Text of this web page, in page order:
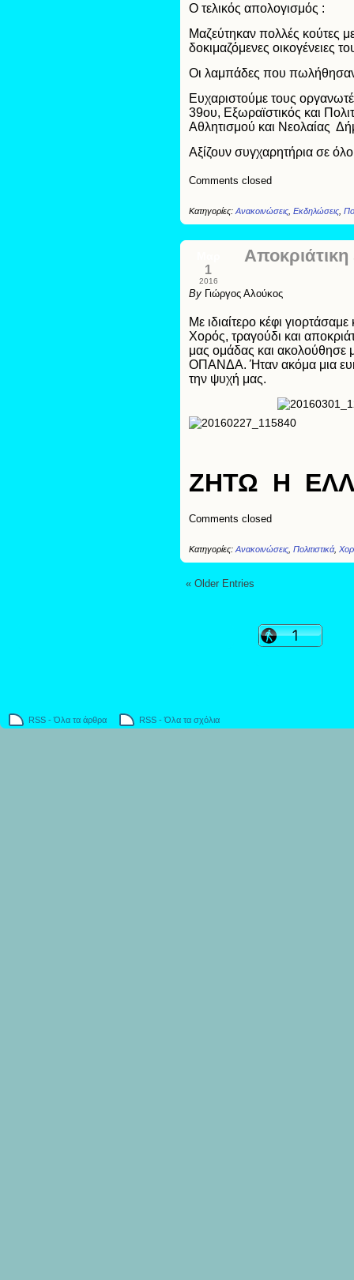
Ο τελικός απολογισμός :
Μαζεύτηκαν πολλές κούτες
δοκιμαζόμενες οικογένειες
Οι λαμπάδες που
Ευχαριστούμε τους
39ου, Εξωραϊστικός και
Αθλητισμού και Νεολαίας
Αξίζουν συγχαρητήρια σε
Comments closed
Κατηγορίες: Ανακοινώσεις, Εκδηλώσεις,
1
2016
By Γιώργος Αλούκος
Με ιδιαίτερο κέφι
Χορός, τραγούδι και
μας ομάδας και ακολούθησε
ΟΠΑΝΔΑ. Ήταν ακόμα μια
την ψυχή μας.
ΖΗΤΩ Η
Comments closed
Κατηγορίες: Ανακοινώσεις, Πολιτιστικά,
« Older Entries
RSS - Όλα τα άρθρα RSS - Όλα τα σχόλια